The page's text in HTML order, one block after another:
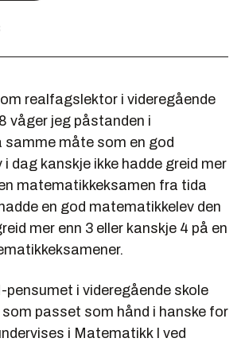
realfagslektor i videregående
våger jeg påstanden i
samme måte som en god
dag kanskje ikke hadde greid mer
matematikkeksamen fra tida
en god matematikkelev den
mer enn 3 eller kanskje 4 på en
pensumet i videregående skole
passet som hånd i hanske for
i Matematikk I ved